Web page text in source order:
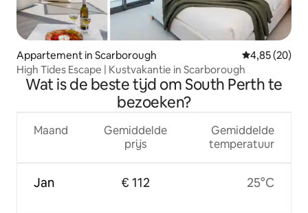
Appartement in Scarborough Gemiddelde
4,85 (20)
High Tides Escape | Kustvakantie in Scarborough
Wat is de beste tijd om South Perth te
bezoeken?
Maand
Jan
Gemiddelde
prijs
€ 112
Gemiddelde
temperatuur
25°C